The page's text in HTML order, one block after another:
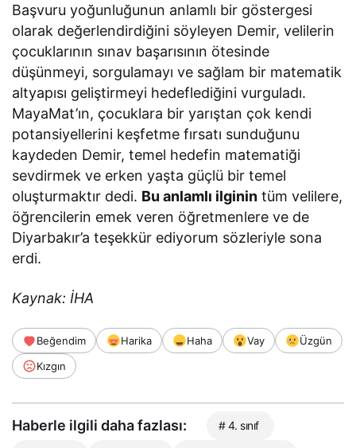
Başvuru yoğunluğunun anlamlı bir göstergesi
olarak değerlendirdiğini söyleyen Demir, velilerin
çocuklarının sınav başarısının ötesinde
düşünmeyi, sorgulamayı ve sağlam bir matematik
altyapısı geliştirmeyi hedeflediğini vurguladı.
MayaMat’ın, çocuklara bir yarıştan çok kendi
potansiyellerini keşfetme fırsatı sunduğunu
kaydeden Demir, temel hedefin matematiği
sevdirmek ve erken yaşta güçlü bir temel
oluşturmaktır dedi. Bu anlamlı ilginin tüm velilere,
öğrencilerin emek veren öğretmenlere ve de
Diyarbakır’a teşekkür ediyorum sözleriyle sona
erdi.
Kaynak: İHA
Beğendim Harika Haha Vay
Üzgün
Kızgın
Haberle ilgili daha fazlası: # 4. sınıf